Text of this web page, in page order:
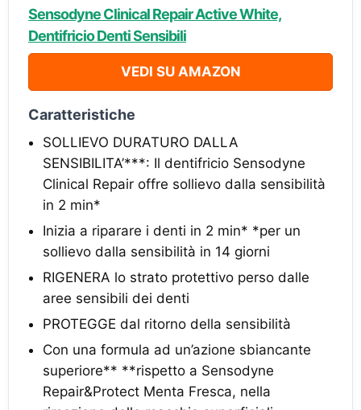
Sensodyne Clinical Repair Active White,
Dentifricio Denti Sensibili
VEDI SU AMAZON
Caratteristiche
SOLLIEVO DURATURO DALLA
SENSIBILITA’***: Il dentifricio Sensodyne
Clinical Repair offre sollievo dalla sensibilità
in 2 min*
Inizia a riparare i denti in 2 min* *per un
sollievo dalla sensibilità in 14 giorni
RIGENERA lo strato protettivo perso dalle
aree sensibili dei denti
PROTEGGE dal ritorno della sensibilità
Con una formula ad un’azione sbiancante
superiore** **rispetto a Sensodyne
Repair&Protect Menta Fresca, nella